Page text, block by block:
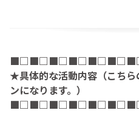
★具体的な活動内容（こちら
ンになります。）